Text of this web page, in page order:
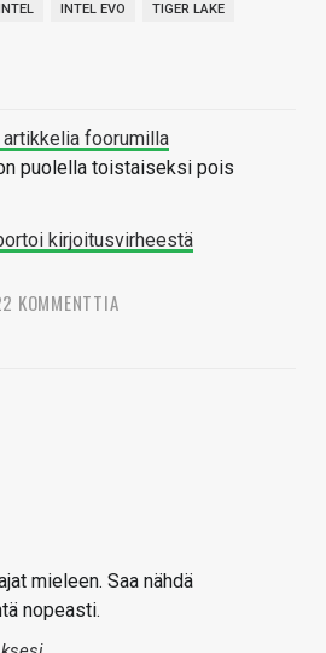
INTEL INTEL EVO TIGER LAKE
foorumilla
puolella toistaiseksi pois
kirjoitusvirheestä
KOMMENTTIA
mieleen. Saa nähdä
nopeasti.